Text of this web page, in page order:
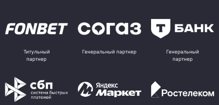
Титульный
партнер
Генеральный партнер
Генеральный
партнер